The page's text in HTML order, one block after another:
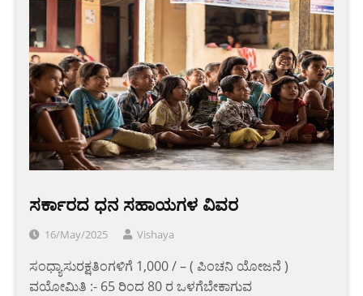
ಸರ್ಕಾರದ​ ​ಧನ ಸಹಾಯಗಳ ವಿವರ
16/May/2025 Vishaya
ಸಂಧ್ಯಾಸುರಕ್ಷತಿಂಗಳಿಗೆ 1,000 / – ( ಪಿಂಚನಿ ಯೋಜನೆ )
ವಯೋಮಿತಿ :- 65 ರಿಂದ 80 ರ ಒಳಗೆಬೇಕಾಗುವ